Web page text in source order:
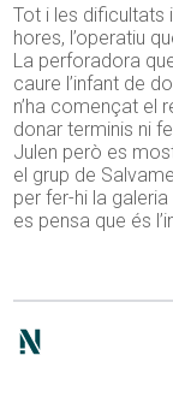
Tot i les dificultats
hores, l’operatiu
La perforadora
caure l’infant de
n’ha començat el
donar terminis ni
Julen però es
el grup de
per fer-hi la
es pensa que és